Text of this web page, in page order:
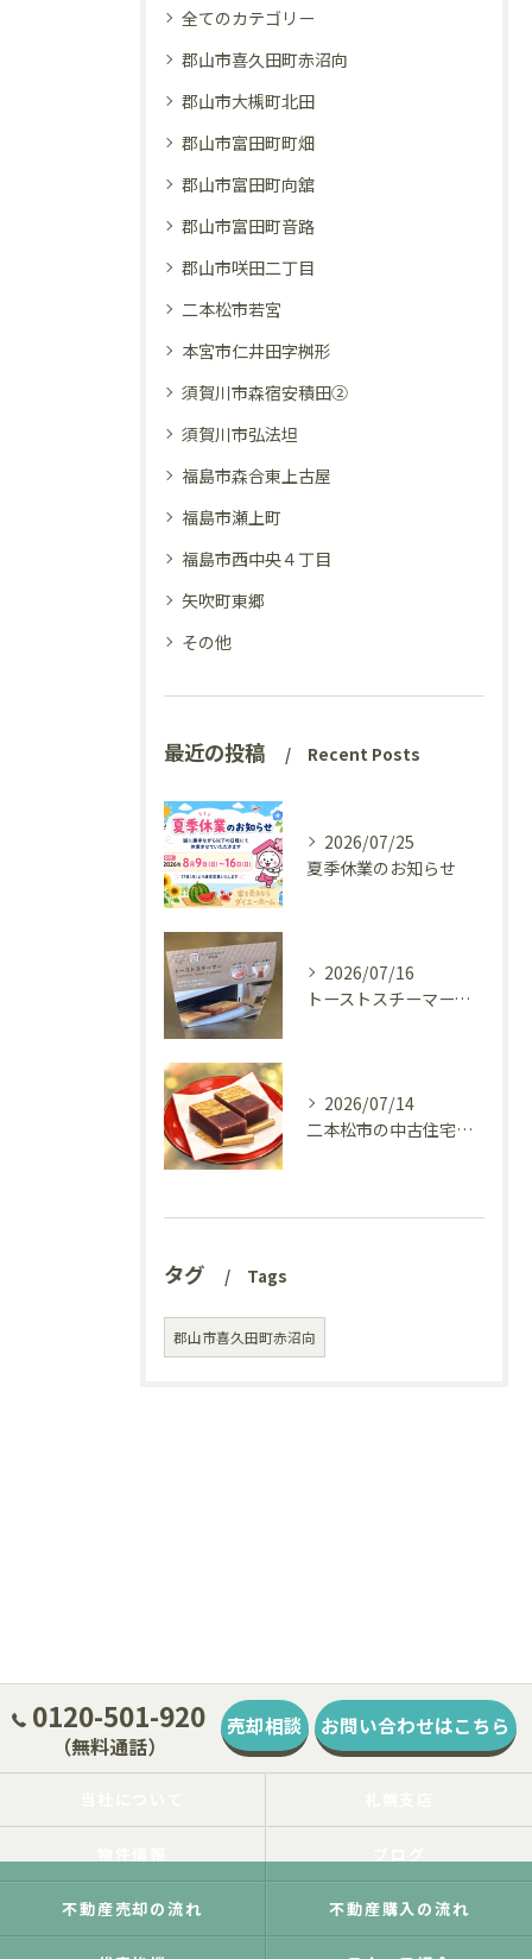
全てのカテゴリー
郡山市喜久田町赤沼向
郡山市大槻町北田
郡山市富田町町畑
郡山市富田町向舘
郡山市富田町音路
郡山市咲田二丁目
二本松市若宮
本宮市仁井田字桝形
須賀川市森宿安積田②
須賀川市弘法坦
福島市森合東上古屋
福島市瀬上町
福島市西中央４丁目
矢吹町東郷
その他
最近の投稿 Recent Posts
2026/07/25
夏季休業のお知らせ
2026/07/16
トーストスチーマーで、いつものパンが少し変わった話
2026/07/14
二本松市の中古住宅、リフォーム前の様子を見てきました(^^♪
タグ Tags
郡山市喜久田町赤沼向
0120-501-920
（無料通話）
売却相談 お問い合わせはこちら
不動産売却の流れ 不動産購入の流れ